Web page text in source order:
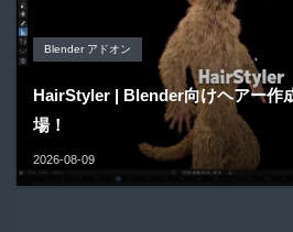
Blender アドオン
HairStyler | Blender向けヘアー作
場！
2026-08-09
Blender アドオン
Buldozer | Blender向けリトポロ
ン！
2026-08-09
Gizmify Media Plane 2 | MP4・
2026-08-08
Unreal Engine アセット
Material Parameter Manager |
2026-08-07
Unreal Engine アセット
Pipe It | 直感的にパイプ形状を構
5...
2026-08-05